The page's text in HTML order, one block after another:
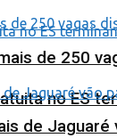
no ES
de 250
de